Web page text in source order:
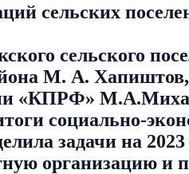
сельских
сельского
М. А.
«КПРФ»
социально-
задачи на
организацию и